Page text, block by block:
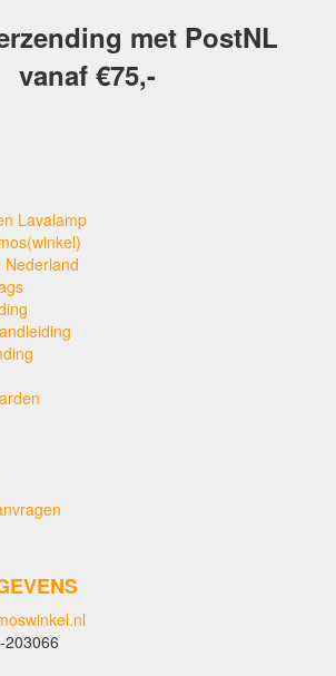
met PostNL
vanaf €75,-
Lavalamp
Nederland
203066